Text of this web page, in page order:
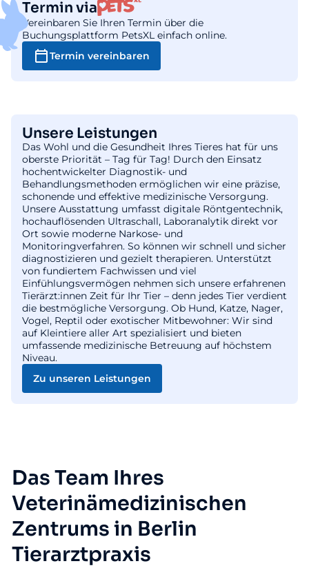
Termin via
Vereinbaren Sie Ihren Termin über die
Buchungsplattform PetsXL einfach online.
Termin vereinbaren
Unsere Leistungen
Das Wohl und die Gesundheit Ihres Tieres hat für uns
oberste Priorität – Tag für Tag! Durch den Einsatz
hochentwickelter Diagnostik- und
Behandlungsmethoden ermöglichen wir eine präzise,
schonende und effektive medizinische Versorgung.
Unsere Ausstattung umfasst digitale Röntgentechnik,
hochauflösenden Ultraschall, Laboranalytik direkt vor
Ort sowie moderne Narkose- und
Monitoringverfahren. So können wir schnell und sicher
diagnostizieren und gezielt therapieren. Unterstützt
von fundiertem Fachwissen und viel
Einfühlungsvermögen nehmen sich unsere erfahrenen
Tierärzt:innen Zeit für Ihr Tier – denn jedes Tier verdient
die bestmögliche Versorgung. Ob Hund, Katze, Nager,
Vogel, Reptil oder exotischer Mitbewohner: Wir sind
auf Kleintiere aller Art spezialisiert und bieten
umfassende medizinische Betreuung auf höchstem
Niveau.
Zu unseren Leistungen
Das Team Ihres
Veterinämedizinischen
Zentrums in Berlin
Tierarztpraxis